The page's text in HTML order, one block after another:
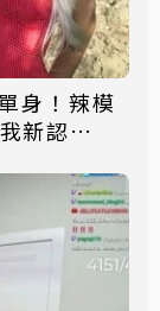
身！辣模
新認識的